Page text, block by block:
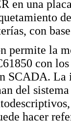
en una
con
permite la
con
SCADA.
del
hacer